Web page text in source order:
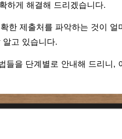
하게 해결해 드리겠습니다.
한 제출처를 파악하는 것이 얼
고 있습니다.
들을 단계별로 안내해 드리니,